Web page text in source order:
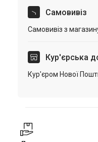
Самовивіз
Самовивіз з
Кур'єрська
Кур'єром Нової